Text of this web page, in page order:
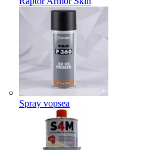
Spray vopsea